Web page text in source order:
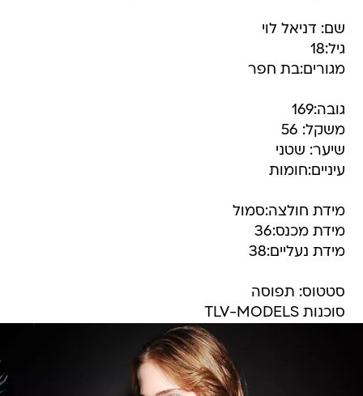
שם: דניאל לוי
גיל:18
מגורים:בת חפר
גובה:169
משקל: 56
שיער: שטני
עיניים:חומות
מידת חולצה:סמול
מידת מכנס:36
מידת נעליים:38
סטטוס: תפוסה
סוכנות TLV-MODELS